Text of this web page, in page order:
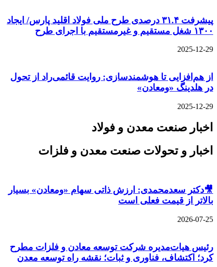
پیشرفت ۳۱.۴ درصدی طرح ملی فولاد اقلید پارس/ ایجاد
۱۳۰۰ شغل مستقیم و غیرمستقیم با اجرای طرح
2025-12-29
از هم‌افزایی تا هوشمندسازی: روایت قائمی‌راد از تحول
در هلدینگ «ومعادن»
2025-12-29
اخبار صنعت معدن و فولاد
اخبار و تحولات صنعت معدن و فلزات
🎥دکتر سعدمحمدی: ارزش ذاتی سهام «ومعادن» بسیار
بالاتر از قیمت فعلی است
2026-07-25
رئیس هیات‌مدیره شرکت توسعه معادن و فلزات مطرح
کرد؛ اکتشاف، فناوری و ثبات؛ نقشه راه توسعه معدن